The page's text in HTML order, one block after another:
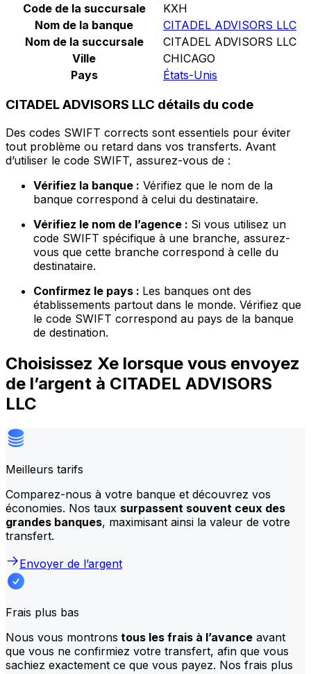
Code de la succursale
KXH
Nom de la banque
CITADEL ADVISORS LLC
Nom de la succursale
CITADEL ADVISORS LLC
Ville
CHICAGO
Pays
États-Unis
CITADEL ADVISORS LLC détails du code
Des codes SWIFT corrects sont essentiels pour éviter
tout problème ou retard dans vos transferts. Avant
d’utiliser le code SWIFT, assurez-vous de :
Vérifiez la banque : Vérifiez que le nom de la
banque correspond à celui du destinataire.
Vérifiez le nom de l’agence : Si vous utilisez un
code SWIFT spécifique à une branche, assurez-
vous que cette branche correspond à celle du
destinataire.
Confirmez le pays : Les banques ont des
établissements partout dans le monde. Vérifiez que
le code SWIFT correspond au pays de la banque
de destination.
Choisissez Xe lorsque vous envoyez
de l’argent à CITADEL ADVISORS
LLC
Meilleurs tarifs
Comparez-nous à votre banque et découvrez vos
économies. Nos taux surpassent souvent ceux des
grandes banques, maximisant ainsi la valeur de votre
transfert.
Envoyer de l’argent
Frais plus bas
Nous vous montrons tous les frais à l’avance avant
que vous ne confirmiez votre transfert, afin que vous
sachiez exactement ce que vous payez. Nos frais plus